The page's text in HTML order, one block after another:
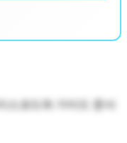
스코드와 가이드 문서